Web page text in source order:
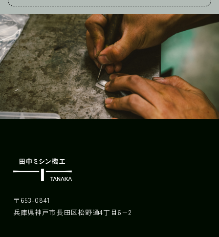
〒653-0841
兵庫県神戸市長田区松野通4丁目6−2